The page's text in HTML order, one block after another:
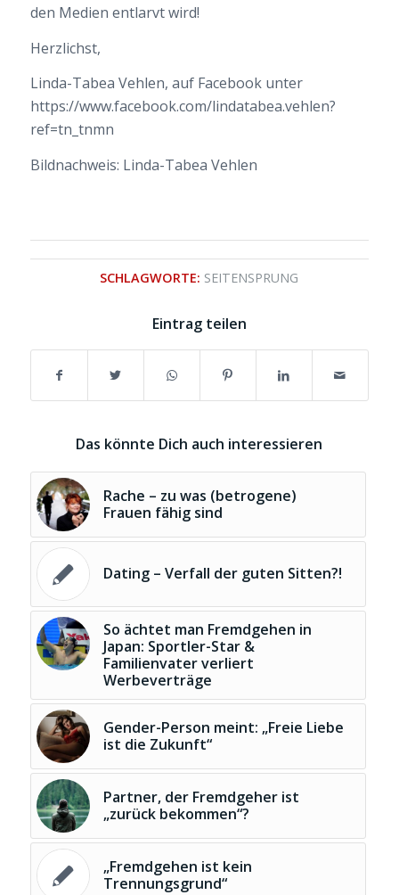
den Medien entlarvt wird!
Herzlichst,
Linda-Tabea Vehlen, auf Facebook unter
https://www.facebook.com/lindatabea.vehlen?
ref=tn_tnmn
Bildnachweis: Linda-Tabea Vehlen
SCHLAGWORTE: SEITENSPRUNG
Eintrag teilen
Das könnte Dich auch interessieren
Rache – zu was (betrogene)
Frauen fähig sind
Dating – Verfall der guten Sitten?!
So ächtet man Fremdgehen in
Japan: Sportler-Star &
Familienvater verliert
Werbeverträge
Gender-Person meint: „Freie Liebe
ist die Zukunft“
Partner, der Fremdgeher ist
„zurück bekommen“?
„Fremdgehen ist kein
Trennungsgrund“